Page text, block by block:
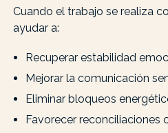
Cuando el trabajo se realiza
ayudar a:
Recuperar estabilidad
Mejorar la comunicación
Eliminar bloqueos
Favorecer reconciliaciones